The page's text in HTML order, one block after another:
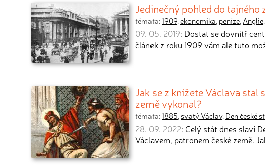
Jedinečný pohled do tajného
témata:1909,ekonomika, peníze,Anglie,
09. 05. 2019: Dostat se dovnitř
článek z roku 1909 vám ale tuto
Jak se z knížete Václava
země vykonal?
témata:1885, svatý Václav, Den české
28. 09. 2022: Celý stát dnes slaví
Václavem, patronem české země.